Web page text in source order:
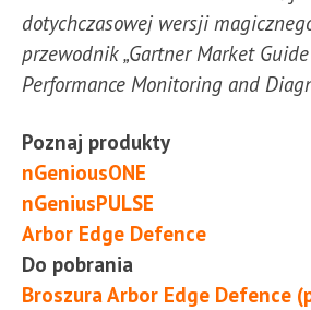
dotychczasowej wersji
przewodnik „Gartner Market
Performance Monitoring and
Poznaj produkty
nGeniousONE
nGeniusPULSE
Arbor Edge Defence
Do pobrania
Broszura Arbor Edge Defence